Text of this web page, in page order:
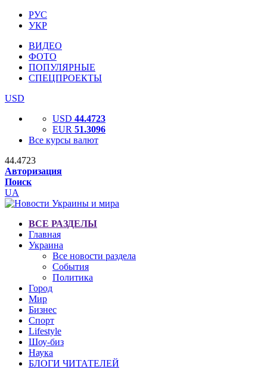
РУС
УКР
ВИДЕО
ФОТО
ПОПУЛЯРНЫЕ
СПЕЦПРОЕКТЫ
USD
USD 44.4723
EUR 51.3096
Все курсы валют
44.4723
Авторизация
Поиск
UA
ВСЕ РАЗДЕЛЫ
Главная
Украина
Все новости раздела
События
Политика
Город
Мир
Бизнес
Спорт
Lifestyle
Шоу-биз
Наука
БЛОГИ ЧИТАТЕЛЕЙ